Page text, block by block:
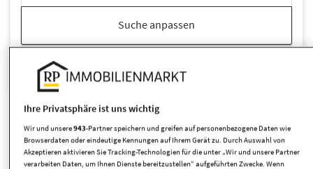
Suche anpassen
Objekttyp:
Neue Angebote per E-Mail erhalten
Ihre Privatsphäre ist uns wichtig
Wir und unsere943-Partner speichern und greifen auf personenbezogene Daten wie
Browserdaten oder eindeutige Kennungen auf Ihrem Gerät zu. Durch Auswahl von
Akzeptieren aktivieren Sie Tracking-Technologien für die unter „Wir und unsere Partner
verarbeiten Daten, um Ihnen Dienste bereitzustellen“ aufgeführten Zwecke. Wenn